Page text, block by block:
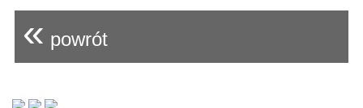
« powrót